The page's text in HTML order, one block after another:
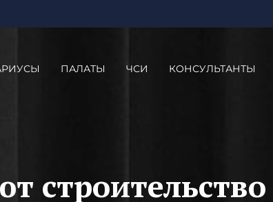
ПАЛАТЫ ЧСИ КОНСУЛЬТАНТЫ
строительство